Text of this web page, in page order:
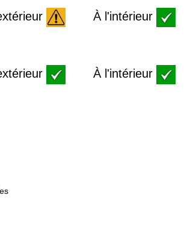
À l'intérieur
À l'intérieur